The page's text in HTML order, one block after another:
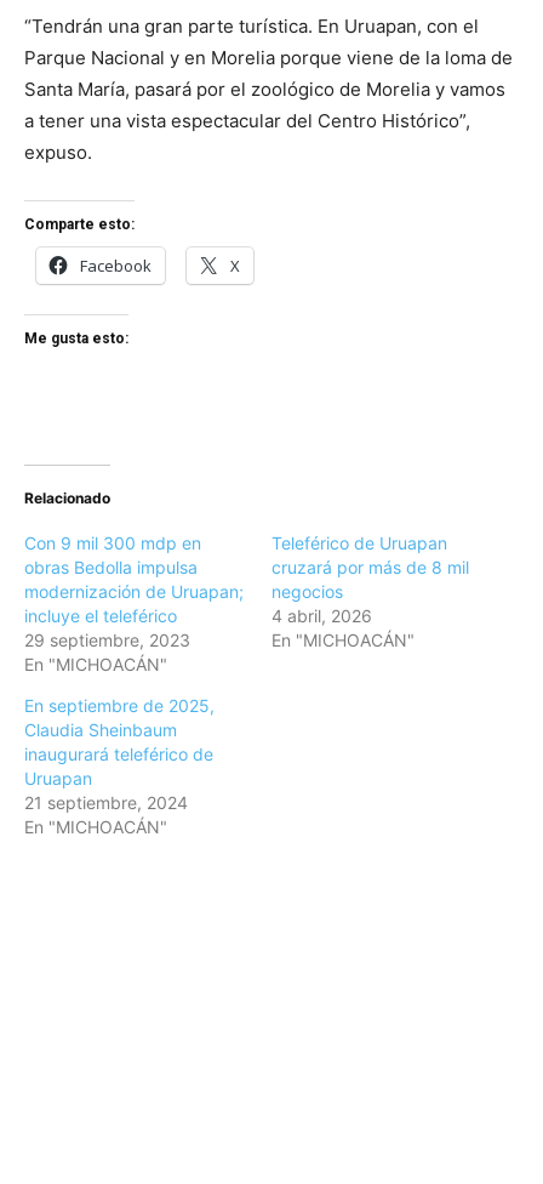
“Tendrán una gran parte turística. En Uruapan, con el
Parque Nacional y en Morelia porque viene de la loma de
Santa María, pasará por el zoológico de Morelia y vamos
a tener una vista espectacular del Centro Histórico”,
expuso.
Comparte esto:
Facebook X
Me gusta esto:
Relacionado
Con 9 mil 300 mdp en
obras Bedolla impulsa
modernización de Uruapan;
incluye el teleférico
29 septiembre, 2023
En "MICHOACÁN"
Teleférico de Uruapan
cruzará por más de 8 mil
negocios
4 abril, 2026
En "MICHOACÁN"
En septiembre de 2025,
Claudia Sheinbaum
inaugurará teleférico de
Uruapan
21 septiembre, 2024
En "MICHOACÁN"